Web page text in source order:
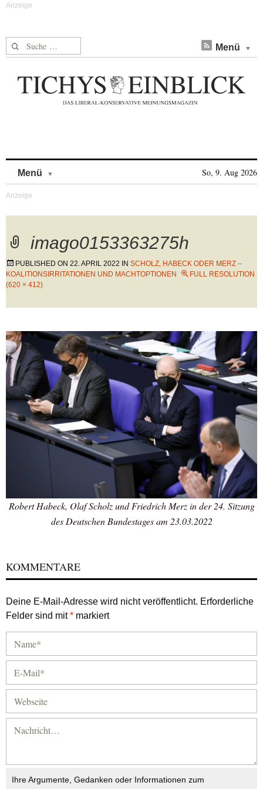
Suche nach: Menü
Menü So, 9. Aug 2026
imago0153363275h
PUBLISHED ON 22. APRIL 2022 IN SCHOLZ, HABECK ODER MERZ –
KOALITIONSIRRITATIONEN UND MACHTOPTIONEN
FULL RESOLUTION
(620 × 412)
Robert Habeck, Olaf Scholz und Friedrich Merz in der 24. Sitzung
des Deutschen Bundestages am 23.03.2022
KOMMENTARE
Deine E-Mail-Adresse wird nicht veröffentlicht. Erforderliche
Felder sind mit* markiert
Ihre Argumente, Gedanken oder Informationen zum